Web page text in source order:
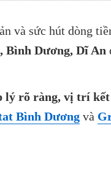
và sức hút dòng
Bình Dương, Dĩ An
lý rõ ràng, vị trí
Bình Dương và